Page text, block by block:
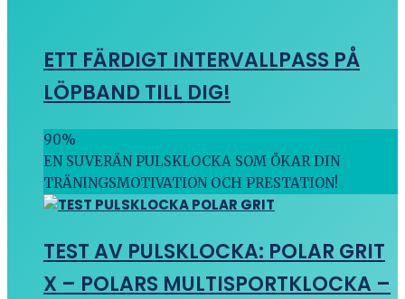
ETT FÄRDIGT INTERVALLPASS PÅ
LÖPBAND TILL DIG!
90%
EN SUVERÄN PULSKLOCKA SOM ÖKAR DIN
TRÄNINGSMOTIVATION OCH PRESTATION!
TEST AV PULSKLOCKA: POLAR GRIT
X – POLARS MULTISPORTKLOCKA –